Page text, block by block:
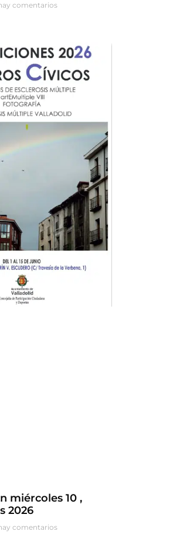
comentarios
miércoles 10 ,
2026
comentarios